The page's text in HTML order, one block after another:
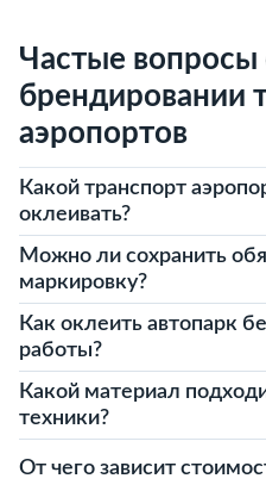
Частые вопросы
брендировании
аэропортов
Какой транспорт
оклеивать?
Можно ли сохранить
маркировку?
Как оклеить автопарк
работы?
Какой материал
техники?
От чего зависит